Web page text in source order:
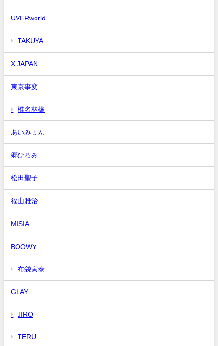
UVERworld
TAKUYA∞
X JAPAN
東京事変
椎名林檎
あいみょん
郷ひろみ
松田聖子
福山雅治
MISIA
BOOWY
布袋寅泰
GLAY
JIRO
TERU